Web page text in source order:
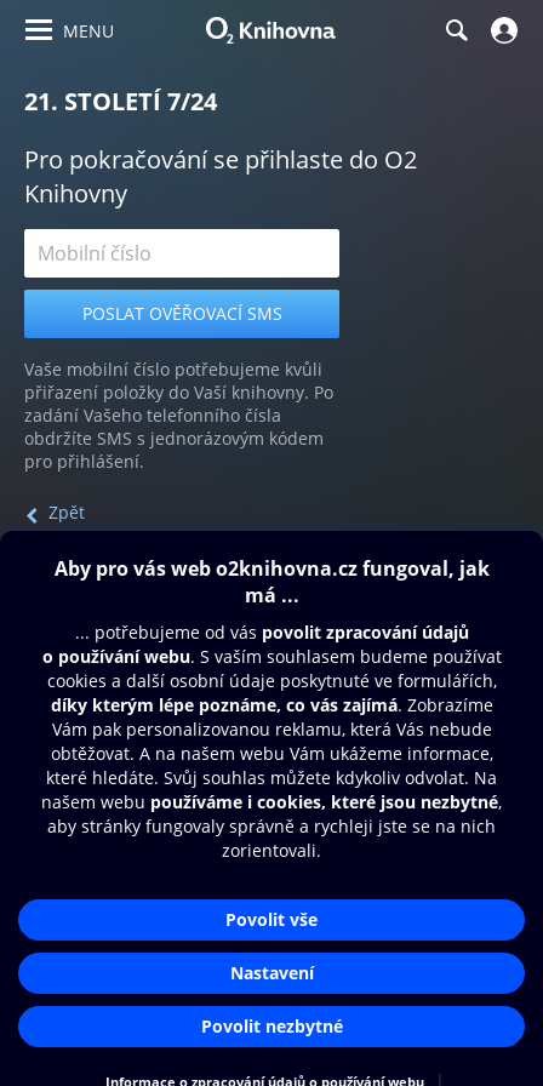
MENU
21. STOLETÍ 7/24
Pro pokračování se přihlaste do O2
Knihovny
Vaše mobilní číslo potřebujeme kvůli
přiřazení položky do Vaší knihovny. Po
zadání Vašeho telefonního čísla
obdržíte SMS s jednorázovým kódem
pro přihlášení.
Zpět
Obsah ke stažení
Moje O2 Knihovna
Další zábava
© O2 Czech Republic a.s.
Přístupnost
Zásady zpracování osobních údajů
Nastavení cookies
Aplikace O2 Knihovna
Čti a poslouchej své e-knihy a
audioknihy rychleji a pohodlněji.